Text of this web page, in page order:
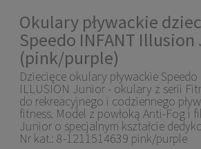
Okulary pływackie
Speedo INFANT
(pink/purple)
Dziecięce okulary pływackie Speedo
ILLUSION Junior - okulary z serii
do rekreacyjnego i codziennego
fitness. Model z powłoką Anti-Fog i
Junior o specjalnym kształcie
Nr kat.: 8-1211514639 pink/purple